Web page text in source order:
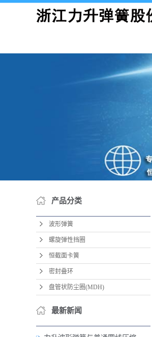
产品分类
波形弹簧
螺旋弹性挡圈
恒截面卡簧
密封叠环
盘管状防尘圈(MDH)
最新新闻